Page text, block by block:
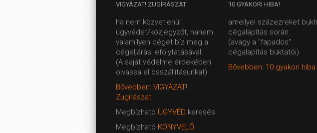
VIGYÁZAT! ZUGÍRÁSZAT
ha nem közvetlenül
ügyvédet/közjegyzőt, hanem
valamilyen céget bíz meg a
cégeljárás lefolytatásával.
(A saját védelme érdekében
olvassa el összállításunkat)
Bővebben: VIGYÁZAT!
Zugírászat
Megbízható ÜGYVÉD keresés
Megbízható KÖNYVELŐ
10 GYAKORI HIBA!
amellyel százezreket
cégalapítás során.
(avagy a "fapados"
cégalapítás buktatói)
Bővebben: 10 gyakori hiba